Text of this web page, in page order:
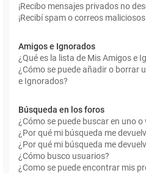
¡Recibo mensajes privados no
¡Recibí spam o correos
Amigos e Ignorados
¿Qué es la lista de Mis Amigos e
¿Cómo se puede añadir o borrar
e Ignorados?
Búsqueda en los foros
¿Cómo se puede buscar en uno
¿Por qué mi búsqueda me
¿Por qué mi búsqueda me
¿Cómo busco usuarios?
¿Como se puede encontrar mis